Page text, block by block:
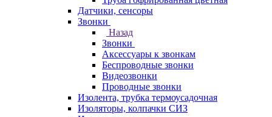
Датчики, сенсоры
Звонки
Назад
Звонки
Аксессуары к звонкам
Беспроводные звонки
Видеозвонки
Проводные звонки
Изолента, трубка термоусадочная
Изоляторы, колпачки СИЗ